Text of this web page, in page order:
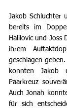
Jakob Schluchter
bereits im
Halilovic und Joss
ihrem
geschlagen
konnten Jakob
Paarkreuz
Auch Jonah
für sich